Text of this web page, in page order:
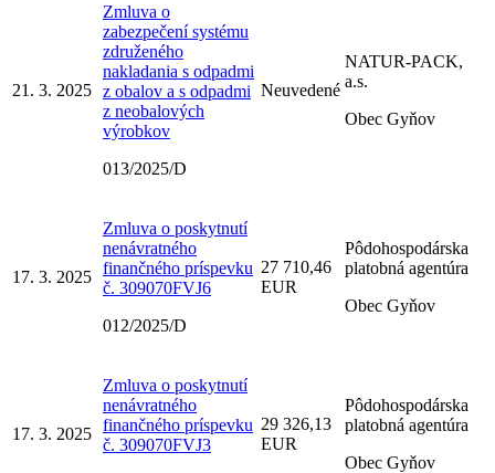
21. 3. 2025
Zmluva o
zabezpečení systému
združeného
nakladania s odpadmi
z obalov a s odpadmi
z neobalových
výrobkov
013/2025/D
Neuvedené
NATUR-PACK,
a.s.
Obec Gyňov
17. 3. 2025
Zmluva o poskytnutí
nenávratného
finančného príspevku
č. 309070FVJ6
012/2025/D
27 710,46
EUR
Pôdohospodárska
platobná agentúra
Obec Gyňov
17. 3. 2025
Zmluva o poskytnutí
nenávratného
finančného príspevku
č. 309070FVJ3
29 326,13
EUR
Pôdohospodárska
platobná agentúra
Obec Gyňov